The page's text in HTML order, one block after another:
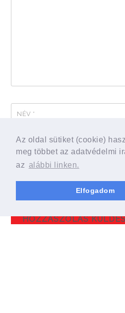
Az oldal sütiket (cookie)
meg többet az adatvédelmi
az alábbi linken.
Elfogadom
NÉV *
E-MAIL CÍM*